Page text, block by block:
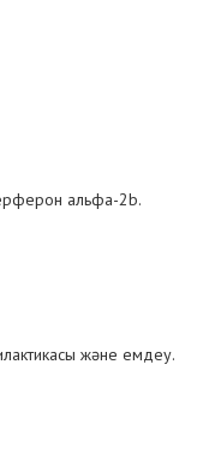
альфа-2b.
және емдеу.